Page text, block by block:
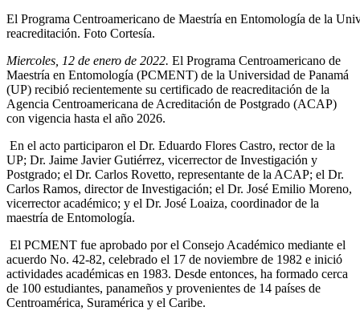
El Programa Centroamericano de Maestría en Entomología de la
reacreditación. Foto Cortesía.
Miercoles, 12 de enero de 2022. El Programa Centroamericano de
Maestría en Entomología (PCMENT) de la Universidad de Panamá
(UP) recibió recientemente su certificado de reacreditación de la
Agencia Centroamericana de Acreditación de Postgrado (ACAP)
con vigencia hasta el año 2026.
En el acto participaron el Dr. Eduardo Flores Castro, rector de la
UP; Dr. Jaime Javier Gutiérrez, vicerrector de Investigación y
Postgrado; el Dr. Carlos Rovetto, representante de la ACAP; el Dr.
Carlos Ramos, director de Investigación; el Dr. José Emilio Moreno,
vicerrector académico; y el Dr. José Loaiza, coordinador de la
maestría de Entomología.
El PCMENT fue aprobado por el Consejo Académico mediante el
acuerdo No. 42-82, celebrado el 17 de noviembre de 1982 e inició
actividades académicas en 1983. Desde entonces, ha formado cerca
de 100 estudiantes, panameños y provenientes de 14 países de
Centroamérica, Suramérica y el Caribe.